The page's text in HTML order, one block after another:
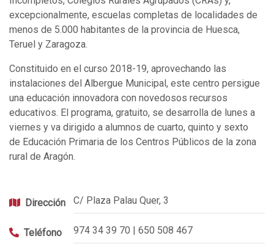
excepcionalmente, escuelas completas de localidades de
menos de 5.000 habitantes de la provincia de Huesca,
Teruel y Zaragoza.
Constituido en el curso 2018-19, aprovechando las
instalaciones del Albergue Municipal, este centro persigue
una educación innovadora con novedosos recursos
educativos. El programa, gratuito, se desarrolla de lunes a
viernes y va dirigido a alumnos de cuarto, quinto y sexto
de Educación Primaria de los Centros Públicos de la zona
rural de Aragón.
Dirección C/ Plaza Palau Quer, 3
Teléfono 974 34 39 70 | 650 508 467